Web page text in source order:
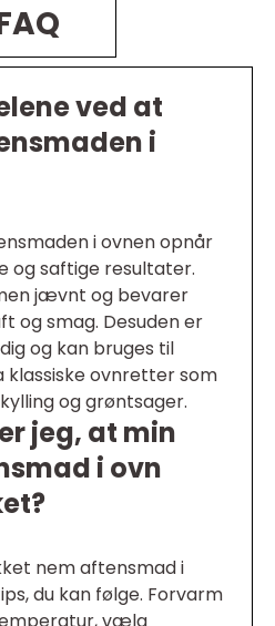
ved at
i
i ovnen opnår
og saftige resultater.
jævnt og bevarer
og smag. Desuden er
og kan bruges til
ovnretter som
og grøntsager.
jeg, at min
i ovn
nem aftensmad i
du kan følge. Forvarm
vælg